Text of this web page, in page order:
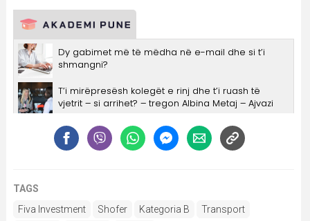
TAGS
Fiva Investment
Shofer Kategoria B
Transport